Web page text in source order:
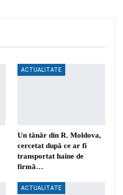
ACTUALITATE
Un tânăr din R. Moldova,
cercetat după ce ar fi
transportat haine de
firmă…
ACTUALITATE